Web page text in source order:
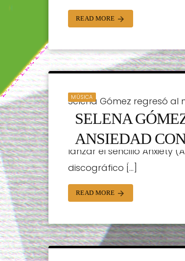
READ MORE arrow_forward
MÚSICA
SELENA
ANSIEDAD
ORTRADIO | 28/01/2019
Selena Gómez regresó al
emocional, misma que
situación. La cantante
lanzar el sencillo
discográfico […]
READ MORE arrow_forward